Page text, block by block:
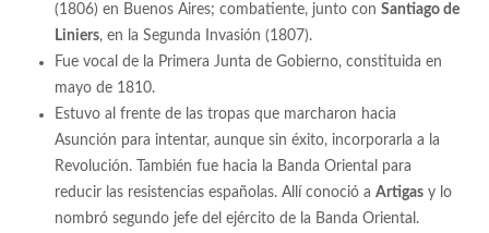
(1806) en Buenos Aires; combatiente, junto con Santiago de
Liniers, en la Segunda Invasión (1807).
Fue vocal de la Primera Junta de Gobierno, constituida en
mayo de 1810.
Estuvo al frente de las tropas que marcharon hacia
Asunción para intentar, aunque sin éxito, incorporarla a la
Revolución. También fue hacia la Banda Oriental para
reducir las resistencias españolas. Allí conoció a Artigasy lo
nombró segundo jefe del ejército de la Banda Oriental.